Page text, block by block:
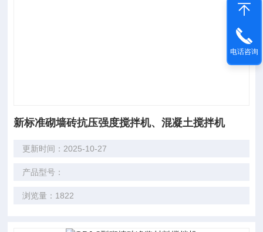
新标准砌墙砖抗压强度搅拌机、混凝土搅拌机
更新时间：2025-10-27
产品型号：
浏览量：1822
电话咨询